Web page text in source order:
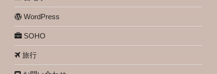
WordPress
SOHO
旅行